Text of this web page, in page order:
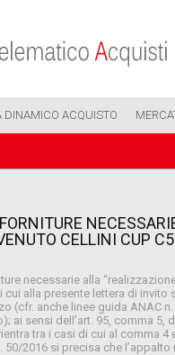
DINAMICO ACQUISTO
CELLINI CUP
necessarie alla
alla presente lettera di invito
(cfr. anche linee guida ANAC
sensi dell’art. 95, comma 5,
tra i casi di cui al comma
2016 si precisa che